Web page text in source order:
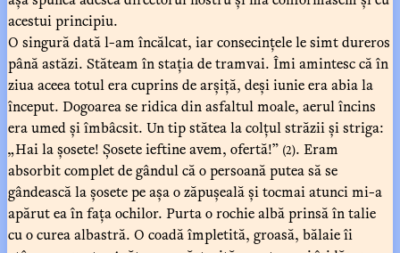
acestui principiu.
O singură dată l-am încălcat, iar consecințele le simt dureros
până astăzi. Stăteam în stația de tramvai. Îmi amintesc că în
ziua aceea totul era cuprins de arșiță, deși iunie era abia la
început. Dogoarea se ridica din asfaltul moale, aerul încins
era umed și îmbâcsit. Un tip stătea la colțul străzii și striga:
„Hai la șosete! Șosete ieftine avem, ofertă!” (2). Eram
absorbit complet de gândul că o persoană putea să se
gândească la șosete pe așa o zăpușeală și tocmai atunci mi-a
apărut ea în fața ochilor. Purta o rochie albă prinsă în talie
cu o curea albastră. O coadă împletită, groasă, bălaie îi